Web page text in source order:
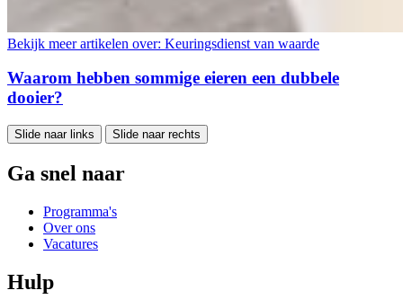
Bekijk meer artikelen over: Keuringsdienst van waarde
Waarom hebben sommige eieren een dubbele
dooier?
Slide naar links Slide naar rechts
Ga snel naar
Programma's
Over ons
Vacatures
Hulp